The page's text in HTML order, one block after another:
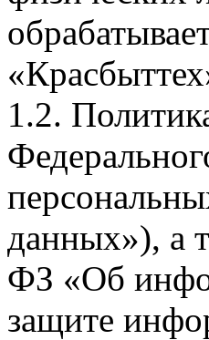
1.2.
данных»), а
ФЗ «Об
защите